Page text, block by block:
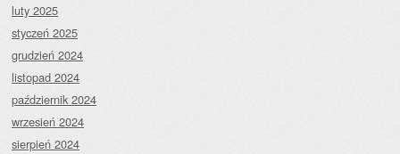
luty 2025
styczeń 2025
grudzień 2024
listopad 2024
październik 2024
wrzesień 2024
sierpień 2024